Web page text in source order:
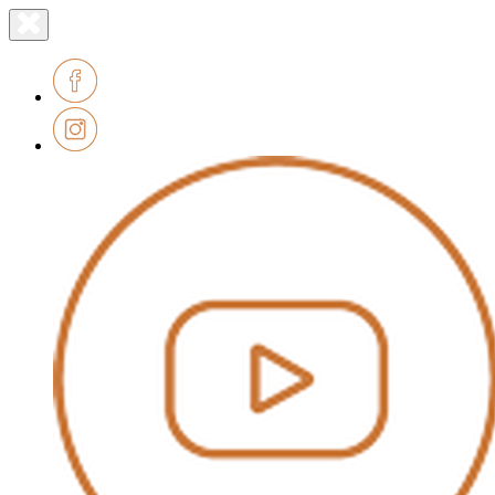
le
Lien
page
accueil